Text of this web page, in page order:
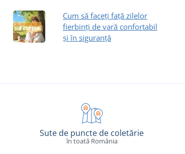
Cum să faceți față zilelor
fierbinți de vară confortabil
și în siguranță
Sute de puncte de coletărie
în toată România